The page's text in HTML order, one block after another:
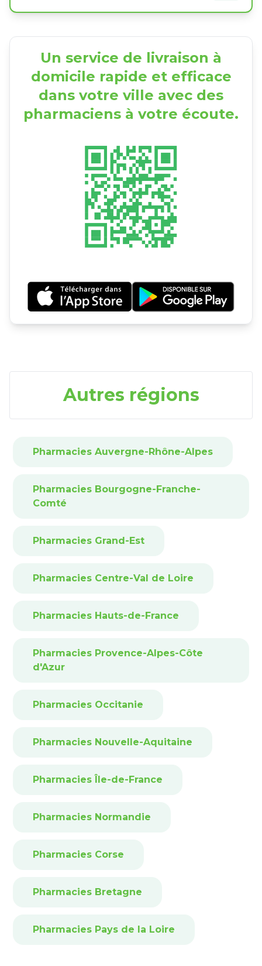
Un service de livraison à
domicile rapide et efficace
dans votre ville avec des
pharmaciens à votre écoute.
Autres régions
Pharmacies Auvergne-Rhône-Alpes
Pharmacies Bourgogne-Franche-
Comté
Pharmacies Grand-Est
Pharmacies Centre-Val de Loire
Pharmacies Hauts-de-France
Pharmacies Provence-Alpes-Côte
d'Azur
Pharmacies Occitanie
Pharmacies Nouvelle-Aquitaine
Pharmacies Île-de-France
Pharmacies Normandie
Pharmacies Corse
Pharmacies Bretagne
Pharmacies Pays de la Loire